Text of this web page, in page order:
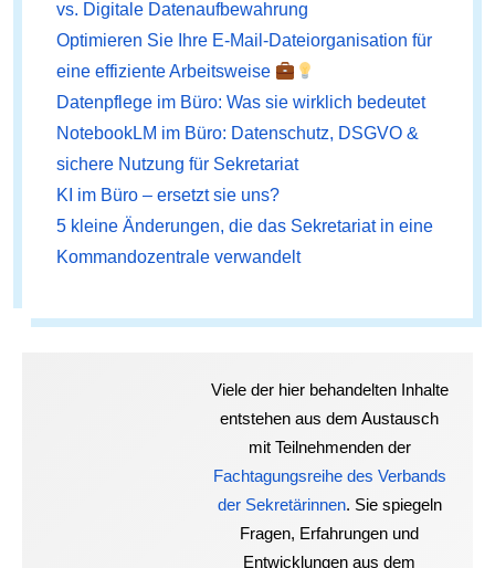
vs. Digitale Datenaufbewahrung
Optimieren Sie Ihre E-Mail-Dateiorganisation für
eine effiziente Arbeitsweise
Datenpflege im Büro: Was sie wirklich bedeutet
NotebookLM im Büro: Datenschutz, DSGVO &
sichere Nutzung für Sekretariat
KI im Büro – ersetzt sie uns?
5 kleine Änderungen, die das Sekretariat in eine
Kommandozentrale verwandelt
Viele der hier behandelten Inhalte
entstehen aus dem Austausch
mit Teilnehmenden der
Fachtagungsreihe des Verbands
der Sekretärinnen. Sie spiegeln
Fragen, Erfahrungen und
Entwicklungen aus dem